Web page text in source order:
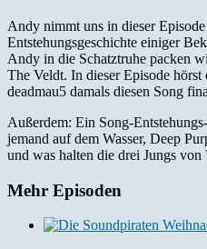
Andy nimmt uns in dieser
Entstehungsgeschichte einiger
Andy in die Schatztruhe packen
The Veldt. In dieser Episode
deadmau5 damals diesen Song
Außerdem: Ein Song-
jemand auf dem Wasser, Deep
und was halten die drei Jungs
Mehr Episoden